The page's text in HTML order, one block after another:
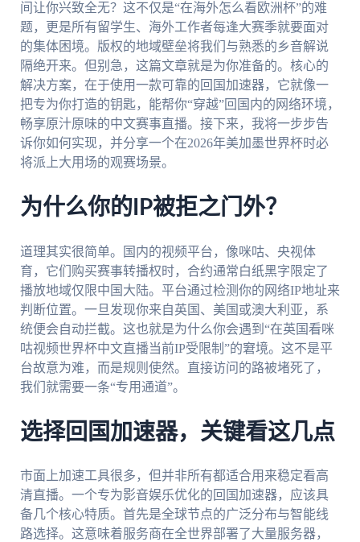
间让你兴致全无？这不仅是“在海外怎么看欧洲杯”的难
题，更是所有留学生、海外工作者每逢大赛季就要面对
的集体困境。版权的地域壁垒将我们与熟悉的乡音解说
隔绝开来。但别急，这篇文章就是为你准备的。核心的
解决方案，在于使用一款可靠的回国加速器，它就像一
把专为你打造的钥匙，能帮你“穿越”回国内的网络环境，
畅享原汁原味的中文赛事直播。接下来，我将一步步告
诉你如何实现，并分享一个在2026年美加墨世界杯时必
将派上大用场的观赛场景。
为什么你的IP被拒之门外？
道理其实很简单。国内的视频平台，像咪咕、央视体
育，它们购买赛事转播权时，合约通常白纸黑字限定了
播放地域仅限中国大陆。平台通过检测你的网络IP地址来
判断位置。一旦发现你来自英国、美国或澳大利亚，系
统便会自动拦截。这也就是为什么你会遇到“在英国看咪
咕视频世界杯中文直播当前IP受限制”的窘境。这不是平
台故意为难，而是规则使然。直接访问的路被堵死了，
我们就需要一条“专用通道”。
选择回国加速器，关键看这几点
市面上加速工具很多，但并非所有都适合用来稳定看高
清直播。一个专为影音娱乐优化的回国加速器，应该具
备几个核心特质。首先是全球节点的广泛分布与智能线
路选择。这意味着服务商在全世界部署了大量服务器，